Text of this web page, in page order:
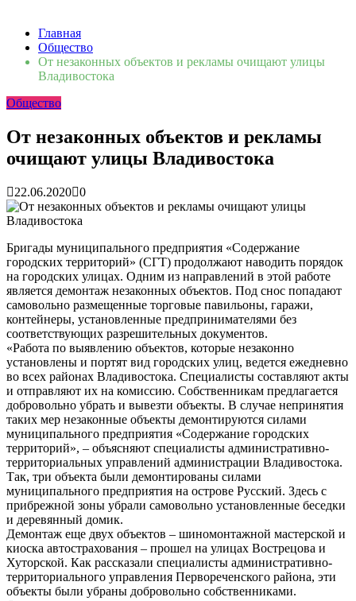
Сломалась бытовая техника во Владивостоке: как
быстро вернуть комфорт в дом и из...06.08.2026
Мобильная реклама на общественном транспорте: как
Во Владивостоке найдут хозяев незаконных сбросов в
Зарядка с полицейскими, бои кудо и семафорная азбука:
во Владивостоке прошла мас...07.07.2026
Вельгодский Олег Николаевич15.03.2026
Ходнева Василиса Валентиновна
Глушко Вячеслав Викторович15.03.2026
Аксенов Александр Валентинович
Главная
Общество
От незаконных объектов и рекламы очищают улицы
Владивостока
Общество
От незаконных объектов и рекламы
очищают улицы Владивостока
22.06.2020 0
Бригады муниципального предприятия «Содержание
городских территорий» (СГТ) продолжают наводить порядок
на городских улицах. Одним из направлений в этой работе
является демонтаж незаконных объектов. Под снос попадают
самовольно размещенные торговые павильоны, гаражи,
контейнеры, установленные предпринимателями без
соответствующих разрешительных документов.
«Работа по выявлению объектов, которые незаконно
установлены и портят вид городских улиц, ведется ежедневно
во всех районах Владивостока. Специалисты составляют акты
и отправляют их на комиссию. Собственникам предлагается
добровольно убрать и вывезти объекты. В случае непринятия
таких мер незаконные объекты демонтируются силами
муниципального предприятия «Содержание городских
территорий», – объясняют специалисты административно-
территориальных управлений администрации Владивостока.
Так, три объекта были демонтированы силами
муниципального предприятия на острове Русский. Здесь с
прибрежной зоны убрали самовольно установленные беседки
и деревянный домик.
Демонтаж еще двух объектов – шиномонтажной мастерской и
киоска автострахования – прошел на улицах Вострецова и
Хуторской. Как рассказали специалисты административно-
территориального управления Первореченского района, эти
объекты были убраны добровольно собственниками.